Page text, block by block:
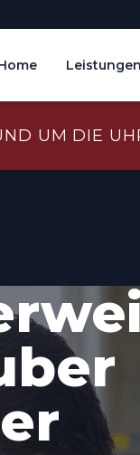
Leistungen
UM DIE